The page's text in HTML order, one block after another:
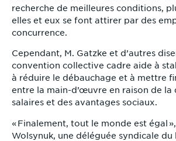
recherche de meilleures conditions,
elles et eux se font attirer par des
concurrence.
Cependant, M. Gatzke et d’autres
convention collective cadre aide à
à réduire le débauchage et à mettre
entre la main-d’œuvre en raison de la
salaires et des avantages sociaux.
« Finalement, tout le monde est égal
Wolsynuk, une déléguée syndicale du